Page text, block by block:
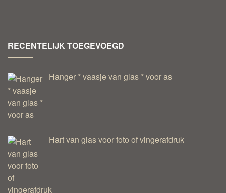
RECENTELIJK TOEGEVOEGD
Hanger * vaasje van glas * voor as
Hart van glas voor foto of vingerafdruk